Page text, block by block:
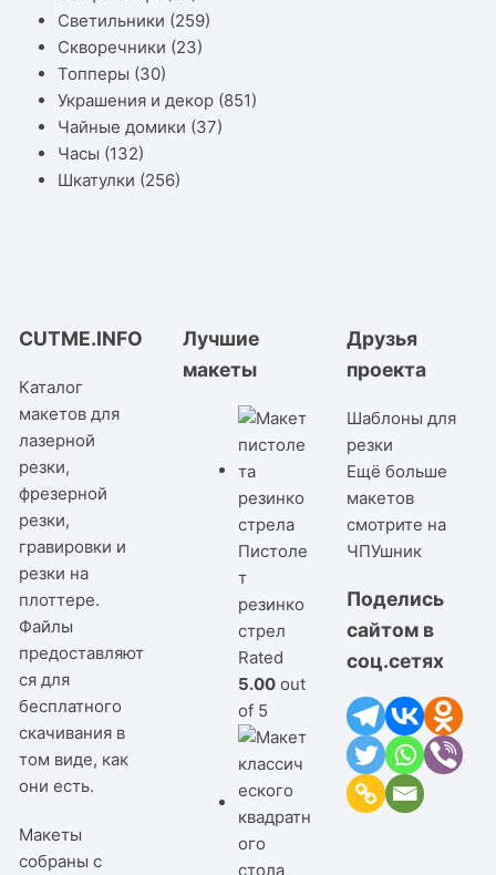
Светильники (259)
Скворечники (23)
Топперы (30)
Украшения и декор (851)
Чайные домики (37)
Часы (132)
Шкатулки (256)
CUTME.INFO
Каталог
макетов для
лазерной
резки,
фрезерной
резки,
гравировки и
резки на
плоттере.
Файлы
предоставляют
ся для
бесплатного
скачивания в
том виде, как
они есть.
Макеты
собраны с
Лучшие
макеты
Пистоле
т
резинко
стрел
Rated
5.00 out
of 5
Друзья
проекта
Шаблоны для
резки
Ещё больше
макетов
смотрите на
ЧПУшник
Поделись
сайтом в
соц.сетях